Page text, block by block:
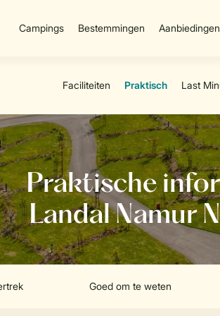
Campings Bestemmingen Aanbiedingen